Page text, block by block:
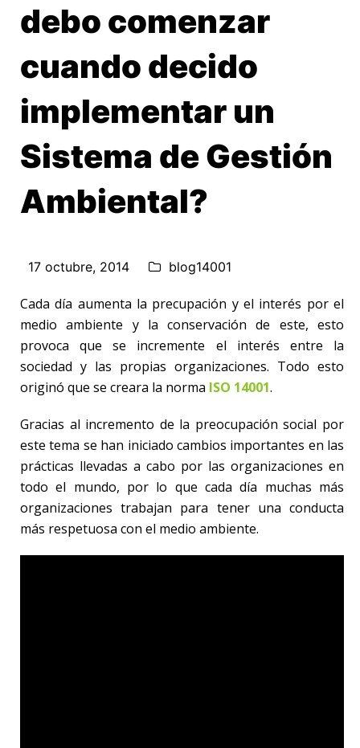
debo comenzar
cuando decido
implementar un
Sistema de Gestión
Ambiental?
17 octubre, 2014 blog14001
Cada día aumenta la precupación y el interés por el
medio ambiente y la conservación de este, esto
provoca que se incremente el interés entre la
sociedad y las propias organizaciones. Todo esto
originó que se creara la norma ISO 14001.
Gracias al incremento de la preocupación social por
este tema se han iniciado cambios importantes en las
prácticas llevadas a cabo por las organizaciones en
todo el mundo, por lo que cada día muchas más
organizaciones trabajan para tener una conducta
más respetuosa con el medio ambiente.